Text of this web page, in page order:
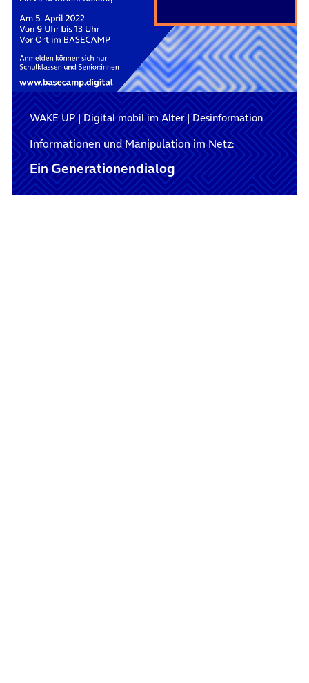
WAKE UP|Digital mobil im Alter|Desinformation
Informationen und Manipulation im Netz:
Ein Generationen­dialog